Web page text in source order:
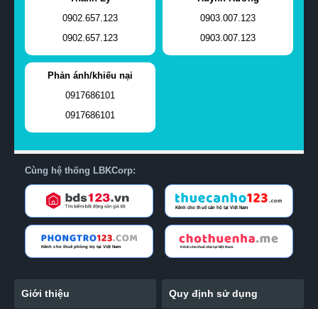
0902.657.123
0902.657.123
0903.007.123
0903.007.123
Phản ánh/khiếu nại
0917686101
0917686101
Cùng hệ thống LBKCorp:
Giới thiệu Quy định sử dụng